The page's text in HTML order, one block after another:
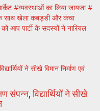
#व्यवस्थाओं का लिया जायजा #
के साथ खेला कबड्डी और कंचा
आप पार्टी के सदस्यों ने नारियल
ने सीखे विमान निर्माण एवं
संपन्न, विद्यार्थियों ने सीखे